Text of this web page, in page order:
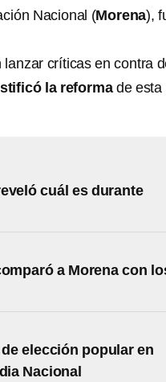
Nacional (Morena),
críticas en contra
la reformade esta
cuál es durante
a Morena con
elección popular en
Nacional